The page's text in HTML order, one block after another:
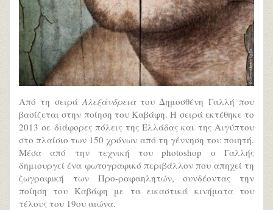
Από τη σειράΑλεξάνδρειατου Δημοσθένη Γαλλή που
βασίζεται στην ποίηση του Καβάφη. Η σειρά εκτέθηκε το
2013 σε διάφορες πόλεις της Ελλάδας και της Αιγύπτου
στο πλαίσιο των 150 χρόνων από τη γέννηση του ποιητή.
Μέσα από την τεχνική του photoshop ο Γαλλής
δημιουργεί ένα φωτογραφικό περιβάλλον που απηχεί τη
ζωγραφική των Προ-ραφαηλητών, συνδέοντας την
ποίηση του Καβάφη με τα εικαστικά κινήματα του
τέλους του 19ου αιώνα.